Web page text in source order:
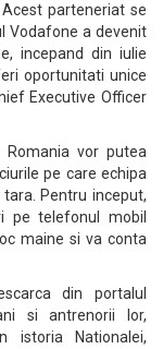
parteneriat se
Vodafone a devenit
incepand din iulie
oportunitati unice
Executive Officer
Romania vor putea
pe care echipa
Pentru inceput,
pe telefonul mobil
maine si va conta
din portalul
si antrenorii lor,
istoria Nationalei,